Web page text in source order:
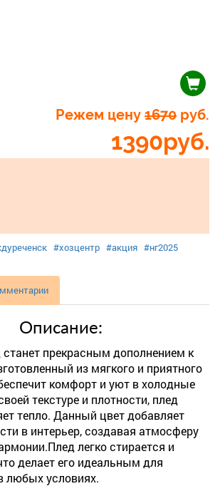
Режем цену 1670 руб.
1390руб.
#хозцентр #акция #нг2025
Описание:
прекрасным дополнением к
из мягкого и приятного
комфорт и уют в холодные
текстуре и плотности, плед
тепло. Данный цвет добавляет
в интерьер, создавая атмосферу
легко стирается и
делает его идеальным для
любых условиях.